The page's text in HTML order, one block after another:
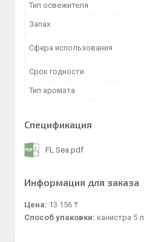
Тип освежителя
Запах
Сфера использования
Срок годности
Тип аромата
Спецификация
FL Sea.pdf
Информация для заказа
Цена: 13 156 ₸
Способ упаковки: канистра 5 л